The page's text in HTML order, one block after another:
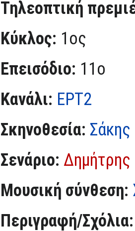
Τηλεοπτική
Κύκλος: 1ος
Επεισόδιο: 11ο
Κανάλι: ΕΡΤ2
Σκηνοθεσία:
Σενάριο:
Μουσική σύνθεση:
Περιγραφή/